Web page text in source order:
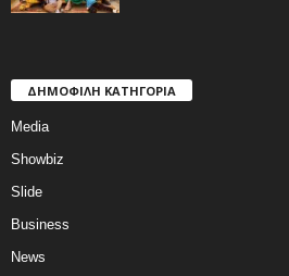
ΔΗΜΟΦΙΛΗ ΚΑΤΗΓΟΡΙΑ
Media
Showbiz
Slide
Business
News